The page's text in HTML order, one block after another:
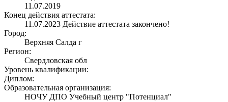
11.07.2019
Конец действия аттестата:
11.07.2023 Действие аттестата закончено!
Город:
Верхняя Салда г
Регион:
Свердловская обл
Уровень квалификации:
Диплом:
Образовательная организация:
НОЧУ ДПО Учебный центр "Потенциал"